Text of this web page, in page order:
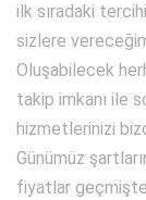
ilk sıradaki
sizlere
Oluşabilecek
takip imkanı ile
hizmetlerinizi
Günümüz
fiyatlar